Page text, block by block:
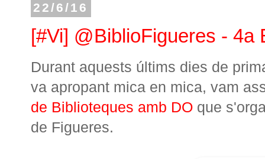
22/6/16
[#Vi] @BiblioFigueres - 4a
Durant aquests últims dies de
va apropant mica en mica, vam
de Biblioteques amb DO que
de Figueres.